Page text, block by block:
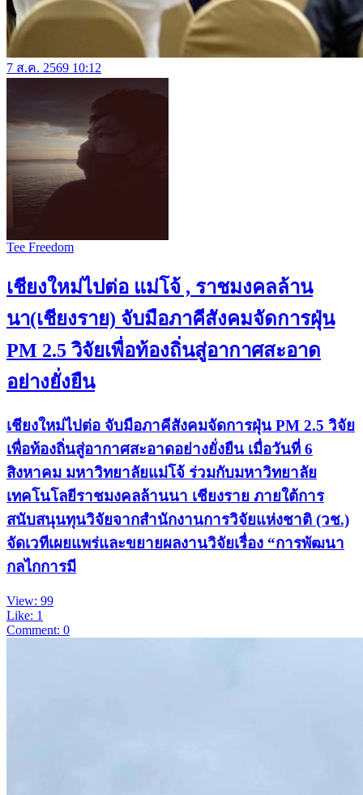
7 ส.ค. 2569 10:12
Tee Freedom
เชียงใหม่ไปต่อ แม่โจ้ , ราชมงคลล้าน
นา(เชียงราย) จับมือภาคีสังคมจัดการฝุ่น
PM 2.5 วิจัยเพื่อท้องถิ่นสู่อากาศสะอาด
อย่างยั่งยืน
เชียงใหม่ไปต่อ จับมือภาคีสังคมจัดการฝุ่น PM 2.5 วิจัย
เพื่อท้องถิ่นสู่อากาศสะอาดอย่างยั่งยืน เมื่อวันที่ 6
สิงหาคม มหาวิทยาลัยแม่โจ้ ร่วมกับมหาวิทยาลัย
เทคโนโลยีราชมงคลล้านนา เชียงราย ภายใต้การ
สนับสนุนทุนวิจัยจากสำนักงานการวิจัยแห่งชาติ (วช.)
จัดเวทีเผยแพร่และขยายผลงานวิจัยเรื่อง “การพัฒนา
กลไกการมี
View: 99
Like: 1
Comment: 0